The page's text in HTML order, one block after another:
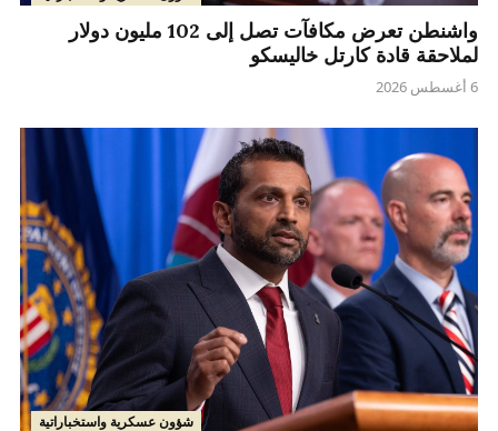
واشنطن تعرض مكافآت تصل إلى 102 مليون دولار
لملاحقة قادة كارتل خاليسكو
6 أغسطس 2026
شؤون عسكرية واستخباراتية